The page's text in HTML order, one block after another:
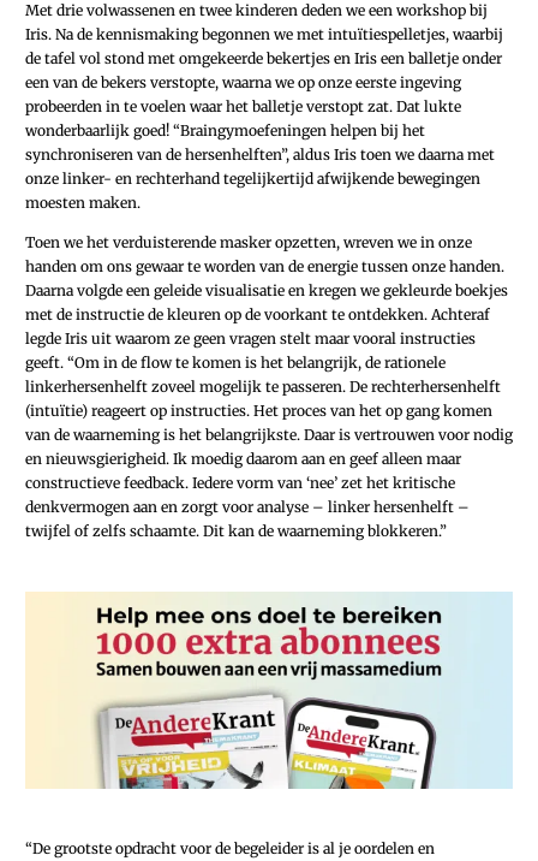
Met drie volwassenen en twee kinderen deden we een workshop bij
Iris. Na de kennismaking begonnen we met intuïtiespelletjes, waarbij
de tafel vol stond met omgekeerde bekertjes en Iris een balletje onder
een van de bekers verstopte, waarna we op onze eerste ingeving
probeerden in te voelen waar het balletje verstopt zat. Dat lukte
wonderbaarlijk goed! “Braingymoefeningen helpen bij het
synchroniseren van de hersenhelften”, aldus Iris toen we daarna met
onze linker- en rechterhand tegelijkertijd afwijkende bewegingen
moesten maken.
Toen we het verduisterende masker opzetten, wreven we in onze
handen om ons gewaar te worden van de energie tussen onze handen.
Daarna volgde een geleide visualisatie en kregen we gekleurde boekjes
met de instructie de kleuren op de voorkant te ontdekken. Achteraf
legde Iris uit waarom ze geen vragen stelt maar vooral instructies
geeft. “Om in de flow te komen is het belangrijk, de rationele
linkerhersenhelft zoveel mogelijk te passeren. De rechterhersenhelft
(intuïtie) reageert op instructies. Het proces van het op gang komen
van de waarneming is het belangrijkste. Daar is vertrouwen voor nodig
en nieuwsgierigheid. Ik moedig daarom aan en geef alleen maar
constructieve feedback. Iedere vorm van ‘nee’ zet het kritische
denkvermogen aan en zorgt voor analyse – linker hersenhelft –
twijfel of zelfs schaamte. Dit kan de waarneming blokkeren.”
“De grootste opdracht voor de begeleider is al je oordelen en